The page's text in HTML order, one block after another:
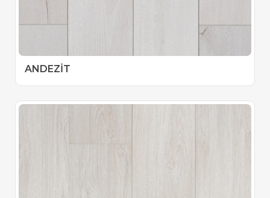
ANDEZİT